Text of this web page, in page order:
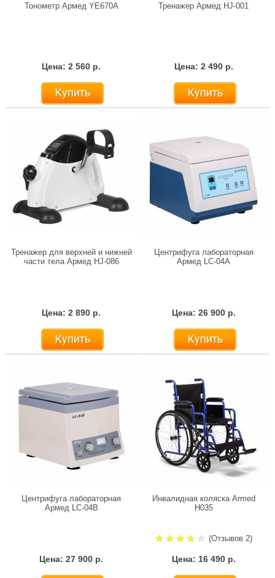
Тонометр Армед YE670A
Цена: 2 560 р.
Купить
Тренажер Армед HJ-001
Цена: 2 490 р.
Купить
Тренажер для верхней и нижней
части тела Армед HJ-086
Цена: 2 890 р.
Купить
Центрифуга лабораторная
Армед LC-04A
Цена: 26 900 р.
Купить
Центрифуга лабораторная
Армед LC-04B
Цена: 27 900 р.
Инвалидная коляска Armed
H035
(Отзывов 2)
Цена: 16 490 р.